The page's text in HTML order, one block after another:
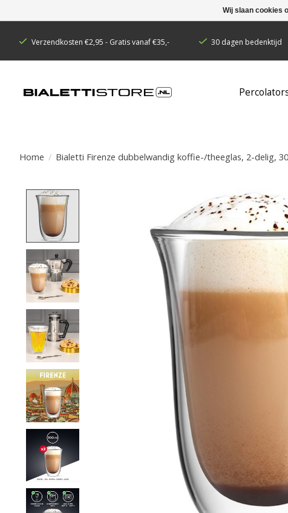
Verzendkosten €2,95 - Gratis vanaf €35,- 30 dagen bedenktijd
Home / Bialetti Firenze dubbelwandig koffie-/theeglas, 2-delig,
Product image slideshow Items
Wij slaan cookies